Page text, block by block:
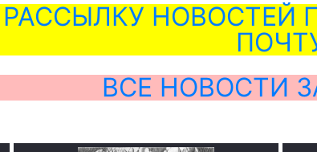
НОВОСТЕЙ
ВСЕ НОВОСТИ